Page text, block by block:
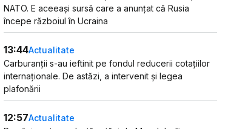
NATO. E aceeași sursă care a anunțat că Rusia
începe războiul în Ucraina
13:44Actualitate
Carburanții s-au ieftinit pe fondul reducerii cotațiilor
internaționale. De astăzi, a intervenit și legea
plafonării
12:57Actualitate